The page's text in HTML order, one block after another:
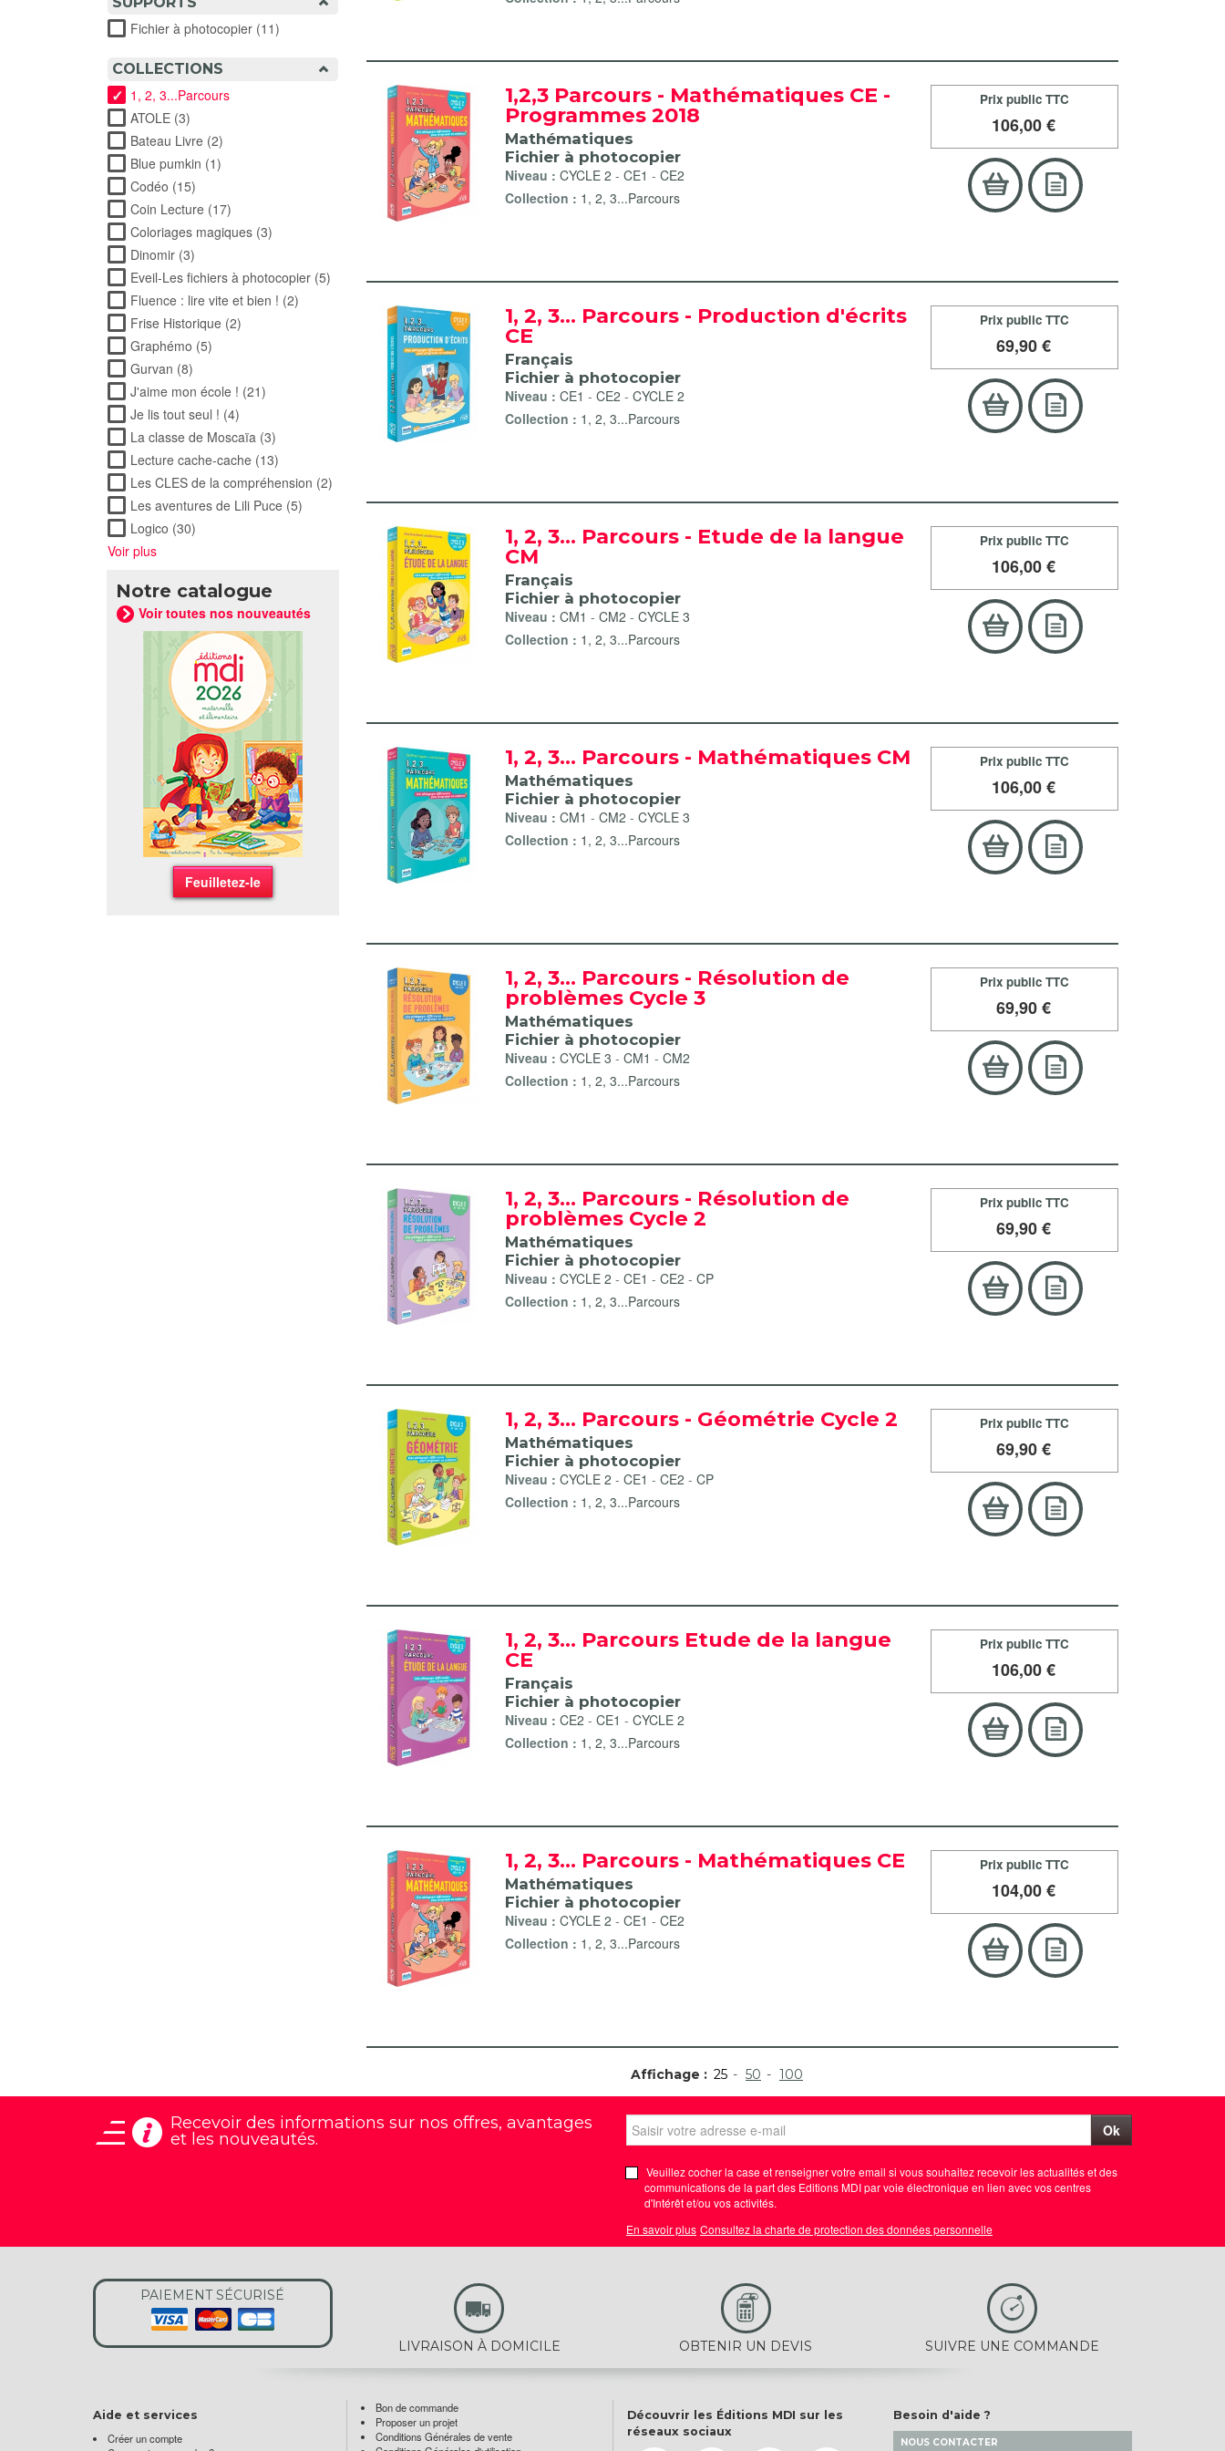
Fichier à photocopier (11)
COLLECTIONS
1, 2, 3...Parcours
ATOLE (3)
Bateau Livre (2)
Blue pumkin (1)
Codéo (15)
Coin Lecture (17)
Coloriages magiques (3)
Dinomir (3)
Eveil-Les fichiers à photocopier (5) Apply Eveil-Les fichiers à photocopier filter
Fluence : lire vite et bien ! (2)
Frise Historique (2) Apply Frise Historique filter
Graphémo (5)
Gurvan (8)
J'aime mon école ! (21) Apply J'aime mon école ! filter
Je lis tout seul ! (4) Apply Je lis tout seul ! filter
La classe de Moscaïa (3) Apply La classe de Moscaïa filter
Lecture cache-cache (13)
Les CLES de la compréhension (2)
Les aventures de Lili Puce (5) Apply Les aventures de Lili Puce filter
Logico (30)
Voir plus
Notre catalogue
Voir toutes nos nouveautés
Feuilletez-le
1,2,3 Parcours - Mathématiques CE -
Programmes 2018
Mathématiques
Fichier à photocopier
Niveau :CYCLE 2 -CE1 -CE2
Collection : 1, 2, 3...Parcours
Prix public TTC
106,00 €
1, 2, 3... Parcours - Production d'écrits
CE
Français
Fichier à photocopier
Niveau :CE1 -CE2 -CYCLE 2
Collection : 1, 2, 3...Parcours
Prix public TTC
69,90 €
1, 2, 3... Parcours - Etude de la langue
CM
Français
Fichier à photocopier
Niveau :CM1 -CM2 -CYCLE 3
Collection : 1, 2, 3...Parcours
Prix public TTC
106,00 €
1, 2, 3... Parcours - Mathématiques CM
Mathématiques
Fichier à photocopier
Niveau :CM1 -CM2 -CYCLE 3
Collection : 1, 2, 3...Parcours
Prix public TTC
106,00 €
1, 2, 3... Parcours - Résolution de
problèmes Cycle 3
Mathématiques
Fichier à photocopier
Niveau :CYCLE 3 -CM1 -CM2
Collection : 1, 2, 3...Parcours
Prix public TTC
69,90 €
1, 2, 3... Parcours - Résolution de
problèmes Cycle 2
Mathématiques
Fichier à photocopier
Niveau :CYCLE 2 -CE1 -CE2 -CP
Collection : 1, 2, 3...Parcours
Prix public TTC
69,90 €
1, 2, 3... Parcours - Géométrie Cycle 2
Mathématiques
Fichier à photocopier
Niveau :CYCLE 2 -CE1 -CE2 -CP
Collection : 1, 2, 3...Parcours
Prix public TTC
69,90 €
1, 2, 3... Parcours Etude de la langue
CE
Français
Fichier à photocopier
Niveau :CE2 -CE1 -CYCLE 2
Collection : 1, 2, 3...Parcours
Prix public TTC
106,00 €
1, 2, 3... Parcours - Mathématiques CE
Mathématiques
Fichier à photocopier
Niveau :CYCLE 2 -CE1 -CE2
Collection : 1, 2, 3...Parcours
Prix public TTC
104,00 €
Affichage : 25 50 100
Recevoir des informations sur nos offres, avantages
et les nouveautés.
Ok
Veuillez cocher la case et renseigner votre email si vous souhaitez recevoir les actualités et des
communications de la part des Editions MDI par voie électronique en lien avec vos centres
d'Intérêt et/ou vos activités.
En savoir plus Consultez la charte de protection des données personnelle
PAIEMENT SÉCURISÉ
LIVRAISON À DOMICILE OBTENIR UN DEVIS SUIVRE UNE COMMANDE
Aide et services
Créer un compte
Bon de commande
Proposer un projet
Conditions Générales de vente
Découvrir les Éditions MDI sur les
réseaux sociaux
Besoin d'aide ?
NOUS CONTACTER